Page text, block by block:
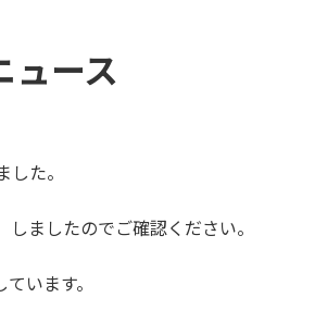
ース
た。
ましたのでご確認ください。
います。